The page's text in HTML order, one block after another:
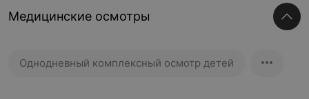
Медицинские осмотры
Однодневный комплексный осмотр детей